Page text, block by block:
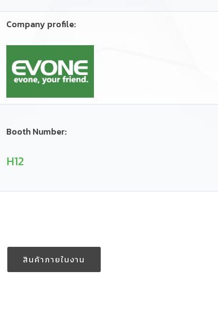
Company profile:
Booth Number:
H12
สินค้าภายในงาน